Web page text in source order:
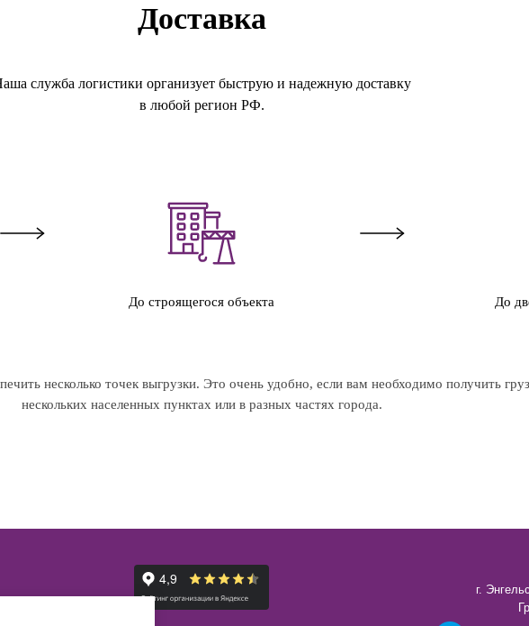
Доставка
служба логистики организует быструю и надежную доставку
в любой регион РФ.
До строящегося объекта До
несколько точек выгрузки. Это очень удобно, если вам необходимо получить
нескольких населенных пунктах или в разных частях города.
г.